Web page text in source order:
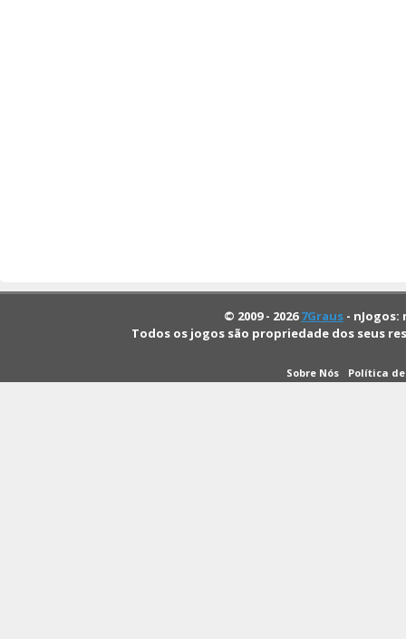
© 2009 - 20267Graus -
Todos os jogos são propriedade dos seus
Sobre Nós Política